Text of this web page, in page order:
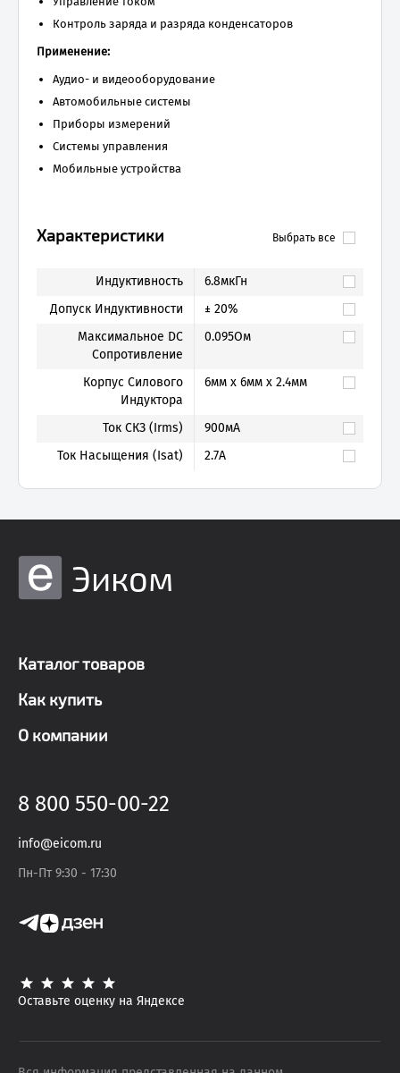
Выбрать все
Характеристики
Индуктивность
6.8мкГн
Допуск Индуктивности
± 20%
Максимальное DC
Сопротивление
0.095Ом
Корпус Силового
Индуктора
6мм x 6мм x 2.4мм
Ток СКЗ (Irms)
900мА
Ток Насыщения (Isat)
2.7А
Контроль заряда и разряда конденсаторов
Применение:
Аудио- и видеооборудование
Автомобильные системы
Приборы измерений
Системы управления
Мобильные устройства
Эиком
Каталог товаров
Как купить
О компании
8 800 550-00-22
info@eicom.ru
Пн-Пт 9:30 - 17:30
Оставьте оценку на Яндексе